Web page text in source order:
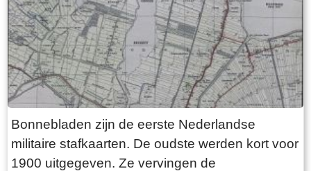
Bonnebladen zijn de eerste Nederlandse
militaire stafkaarten. De oudste werden kort voor
1900 uitgegeven. Ze vervingen de